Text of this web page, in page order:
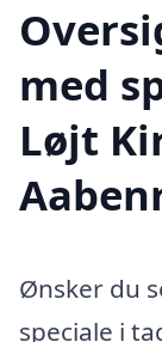
med
Løjt
Ønsker du
speciale i